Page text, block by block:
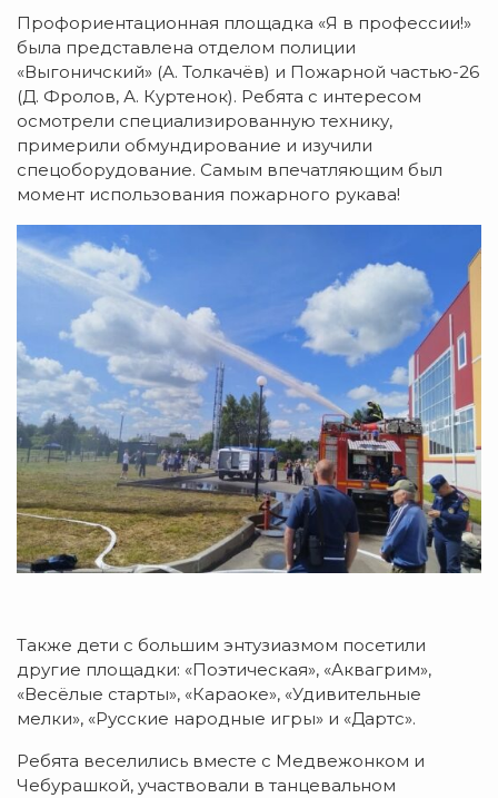
Профориентационная площадка «Я в профессии!»
была представлена отделом полиции
«Выгоничский» (А. Толкачёв) и Пожарной частью-26
(Д. Фролов, А. Куртенок). Ребята с интересом
осмотрели специализированную технику,
примерили обмундирование и изучили
спецоборудование. Самым впечатляющим был
момент использования пожарного рукава!
Также дети с большим энтузиазмом посетили
другие площадки: «Поэтическая», «Аквагрим»,
«Весёлые старты», «Караоке», «Удивительные
мелки», «Русские народные игры» и «Дартс».
Ребята веселились вместе с Медвежонком и
Чебурашкой, участвовали в танцевальном